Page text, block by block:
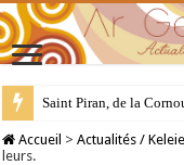
Saint Piran, de la
28 juillet : Saint
Accueil > Actualités /
leurs.